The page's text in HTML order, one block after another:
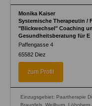
Monika Kaiser
Systemische Therapeutin /
"Blickwechsel" Coaching
Gesundheitsberatung für E
Paffengasse 4
65582 Diez
zum Profil
Einzugsgebiet: Paartherapie